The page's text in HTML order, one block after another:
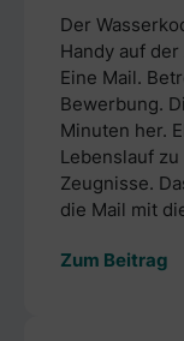
Der
Handy auf
Eine Mail.
Bewerbung.
Minuten her.
Lebenslauf
Zeugnisse.
die Mail mit
Zum Beitrag